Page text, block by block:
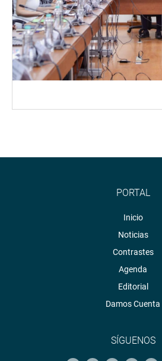
PORTAL
Inicio
Noticias
Contrastes
Agenda
Editorial
Damos Cuenta
SÍGUENOS